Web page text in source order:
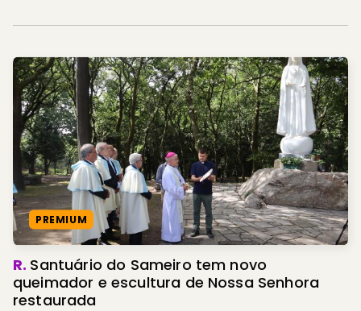
PREMIUM
R. Santuário do Sameiro tem novo
queimador e escultura de Nossa Senhora
restaurada